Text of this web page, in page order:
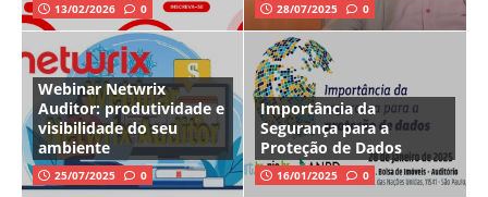
13/02/2026 0 28/07/2025 0
Webinar Netwrix
Auditor: produtividade e
visibilidade do seu
ambiente
25/07/2025 0
Importância da
Segurança para a
Proteção de Dados
16/01/2025 0